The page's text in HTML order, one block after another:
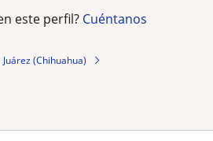
este perfil? Cuéntanos
Juárez (Chihuahua)